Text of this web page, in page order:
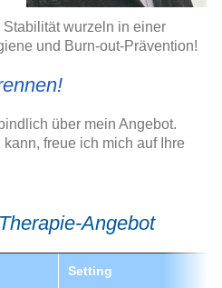
wurzeln in einer
und Burn-out-Prävention!
über mein Angebot.
freue ich mich auf Ihre
Angebot
Setting